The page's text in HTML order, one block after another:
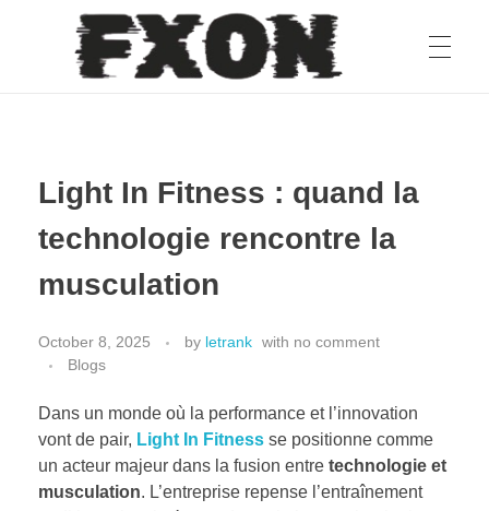
fxon
Light In Fitness : quand la
technologie rencontre la
musculation
October 8, 2025 by letrank with no comment
Blogs
Dans un monde où la performance et l’innovation
vont de pair, Light In Fitness se positionne comme
un acteur majeur dans la fusion entre technologie et
musculation. L’entreprise repense l’entraînement